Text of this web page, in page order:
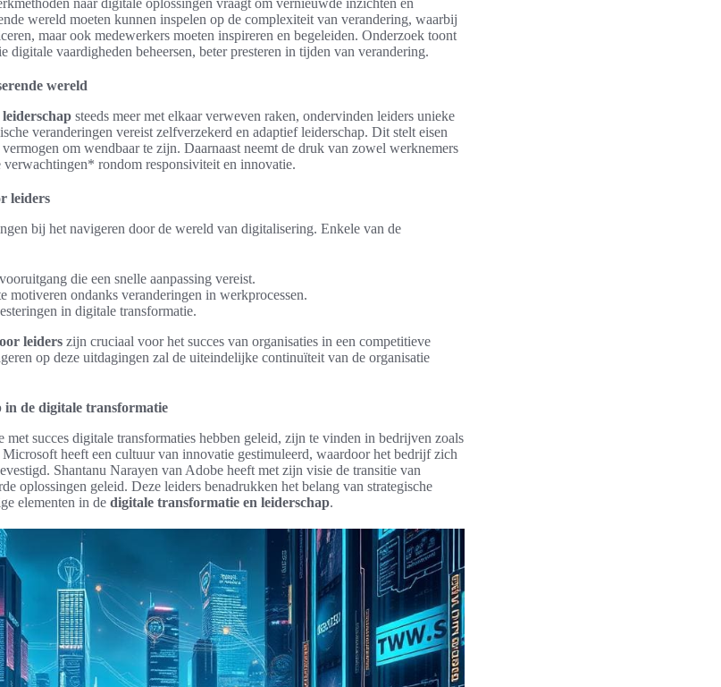
naar digitale oplossingen vraagt om vernieuwde inzichten en
wereld moeten kunnen inspelen op de complexiteit van verandering, waarbij
maar ook medewerkers moeten inspireren en begeleiden. Onderzoek toont
digitale vaardigheden beheersen, beter presteren in tijden van verandering.
wereld
steeds meer met elkaar verweven raken, ondervinden leiders unieke
veranderingen vereist zelfverzekerd en adaptief leiderschap. Dit stelt eisen
om wendbaar te zijn. Daarnaast neemt de druk van zowel werknemers
rondom responsiviteit en innovatie.
leiders
bij het navigeren door de wereld van digitalisering. Enkele van de
die een snelle aanpassing vereist.
motiveren ondanks veranderingen in werkprocessen.
in digitale transformatie.
leiders zijn cruciaal voor het succes van organisaties in een competitieve
op deze uitdagingen zal de uiteindelijke continuïteit van de organisatie
in de digitale transformatie
met succes digitale transformaties hebben geleid, zijn te vinden in bedrijven zoals
heeft een cultuur van innovatie gestimuleerd, waardoor het bedrijf zich
Shantanu Narayen van Adobe heeft met zijn visie de transitie van
oplossingen geleid. Deze leiders benadrukken het belang van strategische
elementen in de digitale transformatie en leiderschap.